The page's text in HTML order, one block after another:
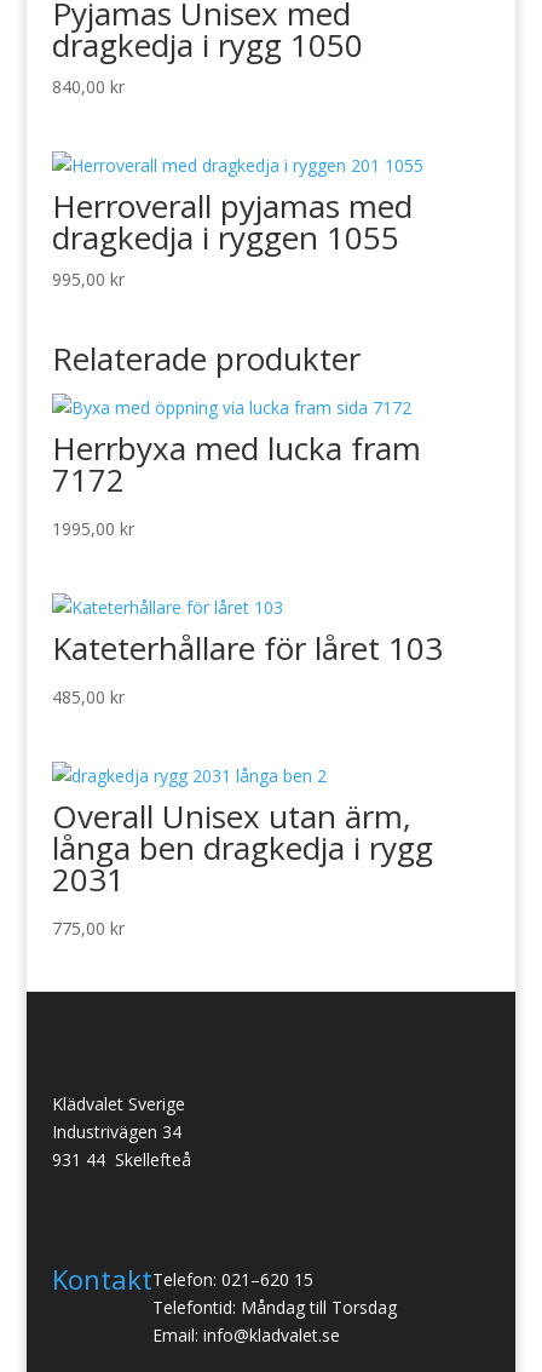
Pyjamas Unisex med
dragkedja i rygg 1050
840,00 kr
Herroverall pyjamas med
dragkedja i ryggen 1055
995,00 kr
Relaterade produkter
Herrbyxa med lucka fram
7172
1995,00 kr
Kateterhållare för låret 103
485,00 kr
Overall Unisex utan ärm,
långa ben dragkedja i rygg
2031
775,00 kr
Klädvalet Sverige
Industrivägen 34
931 44 Skellefteå
KontaktTelefon: 021–620 15
Telefontid: Måndag till Torsdag
Email: info@kladvalet.se